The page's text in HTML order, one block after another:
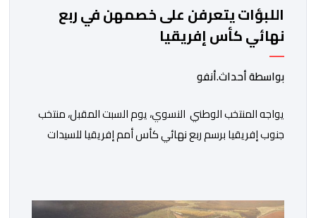
اللبؤات يتعرفن على خصمهن في ربع
نهائي كأس إفريقيا
بواسطة أحداث.أنفو
يواجه المنتخب الوطني النسوي، يوم السبت المقبل، منتخب
جنوب إفريقيا برسم ربع نهائي كأس أمم إفريقيا للسيدات
لبؤات الأطلس قد تأهلن إلى الدور ربع النهائي بعد تصدرهن